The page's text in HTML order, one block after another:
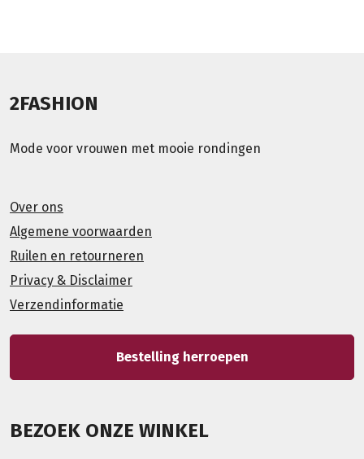
2FASHION
Mode voor vrouwen met mooie rondingen
Over ons
Algemene voorwaarden
Ruilen en retourneren
Privacy & Disclaimer
Verzendinformatie
Bestelling herroepen
BEZOEK ONZE WINKEL